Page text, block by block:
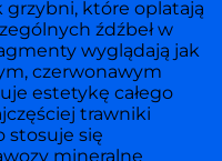
które oplatają
źdźbeł w
wyglądają jak
czerwonawym
estetykę całego
trawniki
stosuje się
mineralne